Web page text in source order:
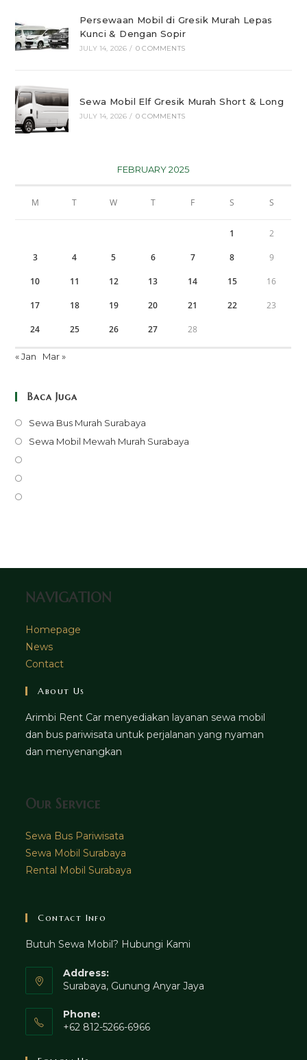
Persewaan Mobil di Gresik Murah Lepas
Kunci & Dengan Sopir
JULY 14, 2026 / 0 COMMENTS
Sewa Mobil Elf Gresik Murah Short & Long
JULY 14, 2026 / 0 COMMENTS
FEBRUARY 2025
M T W T F S S
1 2
3 4 5 6 7 8 9
10 11 12 13 14 15 16
17 18 19 20 21 22 23
24 25 26 27 28
« Jan Mar »
Baca Juga
Sewa Bus Murah Surabaya
in
Sewa Mobil Mewah Murah Surabaya
NAVIGATION
Homepage
News
Contact
About Us
Arimbi Rent Car menyediakan layanan sewa mobil
dan bus pariwisata untuk perjalanan yang nyaman
dan menyenangkan
Our Service
Sewa Bus Pariwisata
Sewa Mobil Surabaya
Rental Mobil Surabaya
Contact Info
Butuh Sewa Mobil? Hubungi Kami
Address:
Surabaya, Gunung Anyar Jaya
Phone:
+62 812-5266-6966